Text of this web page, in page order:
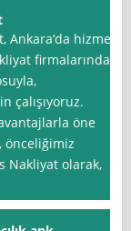
Ankara‘da hizmet
firmalarından
çalışıyoruz.
öne
önceliğimiz
Nakliyat olarak,